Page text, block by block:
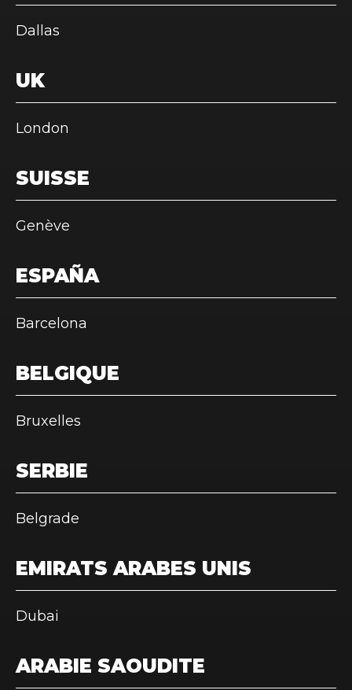
Dallas
UK
London
SUISSE
Genève
ESPAÑA
Barcelona
BELGIQUE
Bruxelles
SERBIE
Belgrade
EMIRATS ARABES UNIS
Dubai
ARABIE SAOUDITE